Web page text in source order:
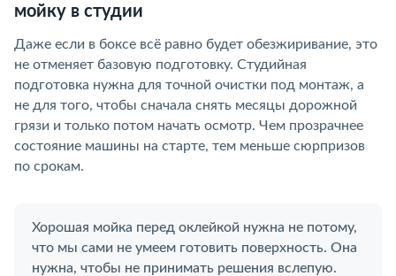
мойку в студии
Даже если в боксе всё равно будет обезжиривание, это
не отменяет базовую подготовку. Студийная
подготовка нужна для точной очистки под монтаж, а
не для того, чтобы сначала снять месяцы дорожной
грязи и только потом начать осмотр. Чем прозрачнее
состояние машины на старте, тем меньше сюрпризов
по срокам.
Хорошая мойка перед оклейкой нужна не потому,
что мы сами не умеем готовить поверхность. Она
нужна, чтобы не принимать решения вслепую.